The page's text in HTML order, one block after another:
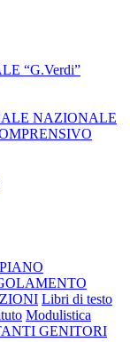
“G.Verdi”
NAZIONALE
PIANO
Libri di testo
Modulistica
GENITORI